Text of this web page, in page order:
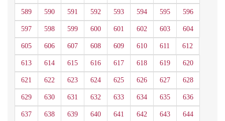
589 590 591 592 593 594 595 596
597 598 599 600 601 602 603 604
605 606 607 608 609 610 611 612
613 614 615 616 617 618 619 620
621 622 623 624 625 626 627 628
629 630 631 632 633 634 635 636
637 638 639 640 641 642 643 644